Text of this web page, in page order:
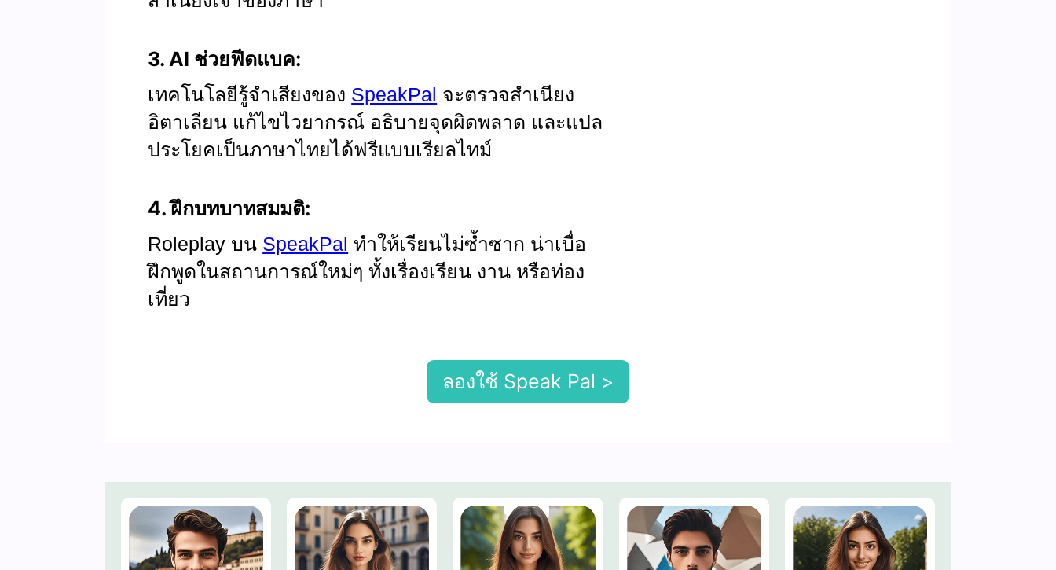
3. AI ช่วยฟีดแบค:
เทคโนโลยีรู้จำเสียงของ SpeakPal จะตรวจสำเนียง
อิตาเลียน แก้ไขไวยากรณ์ อธิบายจุดผิดพลาด และแปล
ประโยคเป็นภาษาไทยได้ฟรีแบบเรียลไทม์
4. ฝึกบทบาทสมมติ:
Roleplay บน SpeakPal ทำให้เรียนไม่ซ้ำซาก น่าเบื่อ
ฝึกพูดในสถานการณ์ใหม่ๆ ทั้งเรื่องเรียน งาน หรือท่อง
เที่ยว
ลองใช้ Speak Pal >